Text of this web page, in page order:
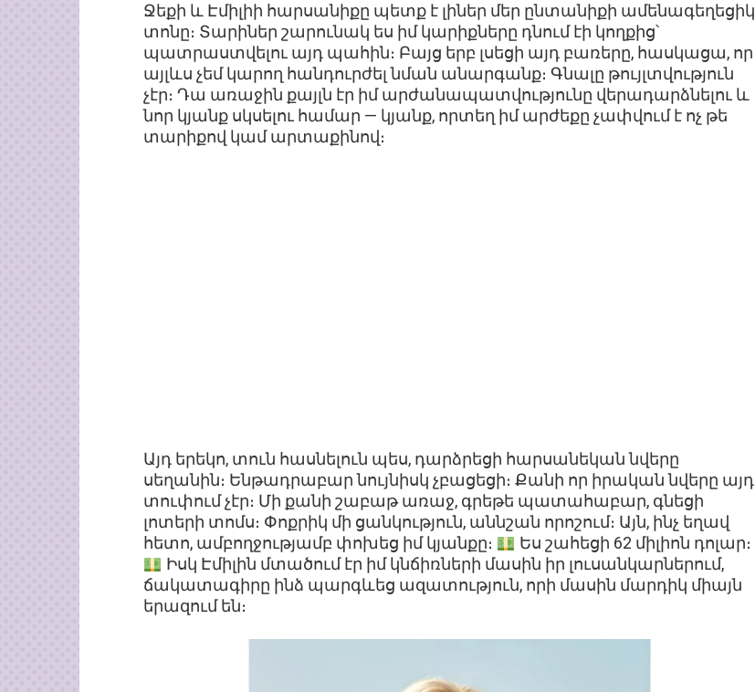
Ջեքի և Էմիլիի հարսանիքը պետք է լիներ մեր ընտանիքի ամենագեղեցիկ
տոնը։ Տարիներ շարունակ ես իմ կարիքները դնում էի կողքից՝
պատրաստվելու այդ պահին։ Բայց երբ լսեցի այդ բառերը, հասկացա, որ
այլևս չեմ կարող հանդուրժել նման անարգանք։ Գնալը թույլտվություն
չէր։ Դա առաջին քայլն էր իմ արժանապատվությունը վերադարձնելու և
նոր կյանք սկսելու համար — կյանք, որտեղ իմ արժեքը չափվում է ոչ թե
տարիքով կամ արտաքինով։
Այդ երեկո, տուն հասնելուն պես, դարձրեցի հարսանեկան նվերը
սեղանին։ Ենթադրաբար նույնիսկ չբացեցի։ Քանի որ իրական նվերը այդ
տուփում չէր։ Մի քանի շաբաթ առաջ, գրեթե պատահաբար, գնեցի
լոտերի տոմս։ Փոքրիկ մի ցանկություն, աննշան որոշում։ Այն, ինչ եղավ
հետո, ամբողջությամբ փոխեց իմ կյանքը։
Ես շահեցի 62 միլիոն դոլար։
Իսկ Էմիլին մտածում էր իմ կնճիռների մասին իր լուսանկարներում,
ճակատագիրը ինձ պարգևեց ազատություն, որի մասին մարդիկ միայն
երազում են։